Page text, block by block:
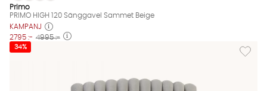
PRIMO HIGH 120 Sänggavel Sammet Beige Finns även i dessa
Primo
PRIMO HIGH 120 Sänggavel Sammet Beige
KAMPANJ
2795 :- 4995 :-
Lägg
34%